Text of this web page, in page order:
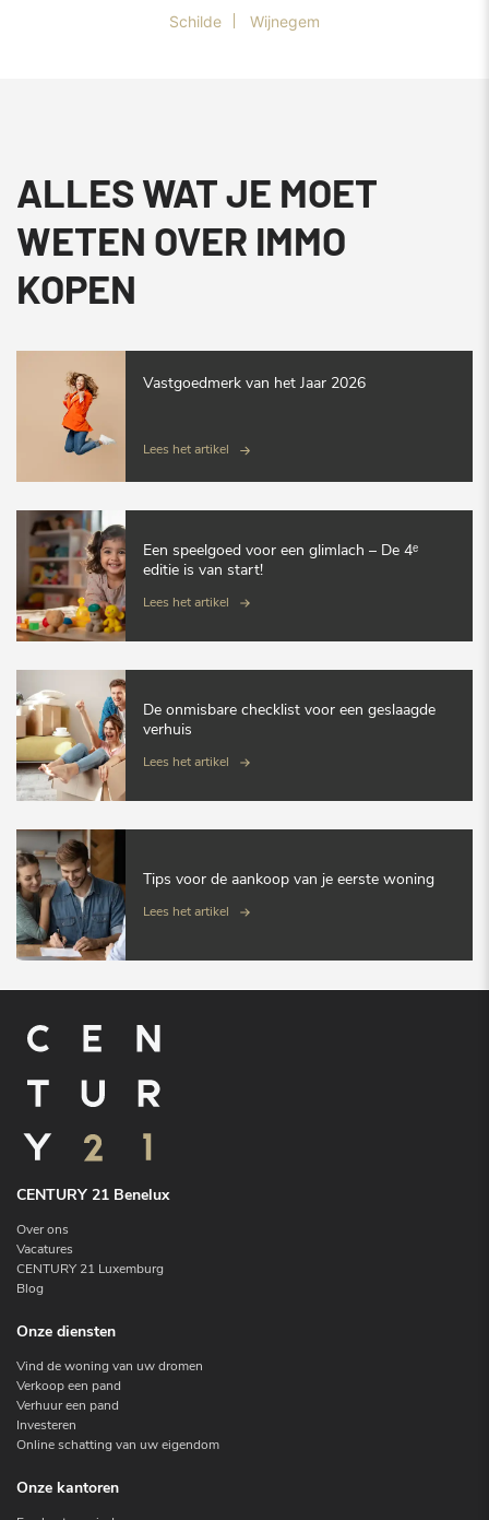
Schilde
Wijnegem
ALLES WAT JE MOET
WETEN OVER IMMO
KOPEN
Vastgoedmerk van het Jaar 2026
Lees het artikel
Een speelgoed voor een glimlach – De 4ᵉ
editie is van start!
Lees het artikel
De onmisbare checklist voor een geslaagde
verhuis
Lees het artikel
Tips voor de aankoop van je eerste woning
Lees het artikel
CENTURY 21 Benelux
Over ons
Vacatures
CENTURY 21 Luxemburg
Blog
Onze diensten
Vind de woning van uw dromen
Verkoop een pand
Verhuur een pand
Investeren
Online schatting van uw eigendom
Onze kantoren